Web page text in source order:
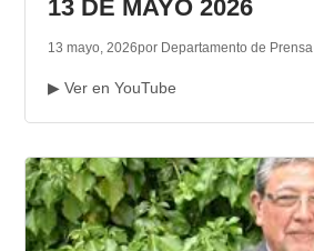
13 DE MAYO 2026
13 mayo, 2026por Departamento de Prensa
▶ Ver en YouTube